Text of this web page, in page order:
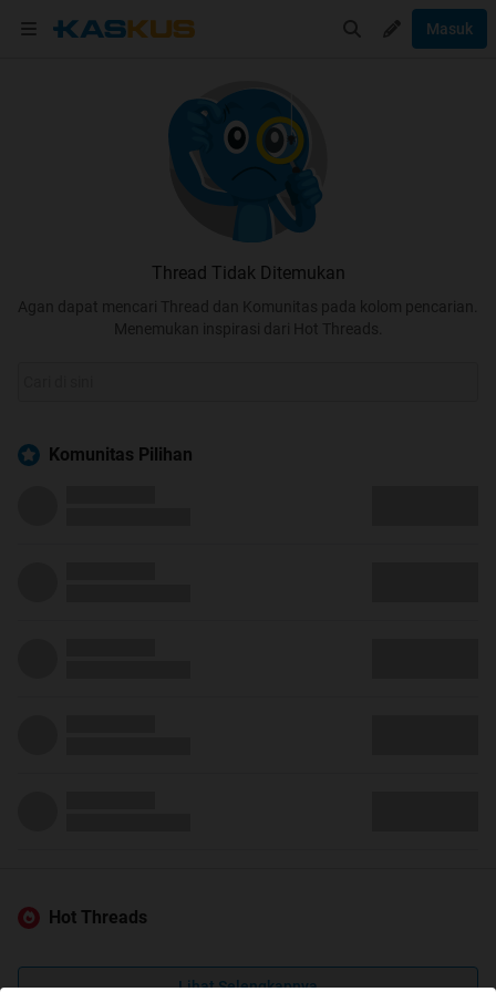
Masuk
Thread Tidak Ditemukan
Agan dapat mencari Thread dan Komunitas pada kolom pencarian.
Menemukan inspirasi dari Hot Threads.
Komunitas Pilihan
Hot Threads
Lihat Selengkapnya